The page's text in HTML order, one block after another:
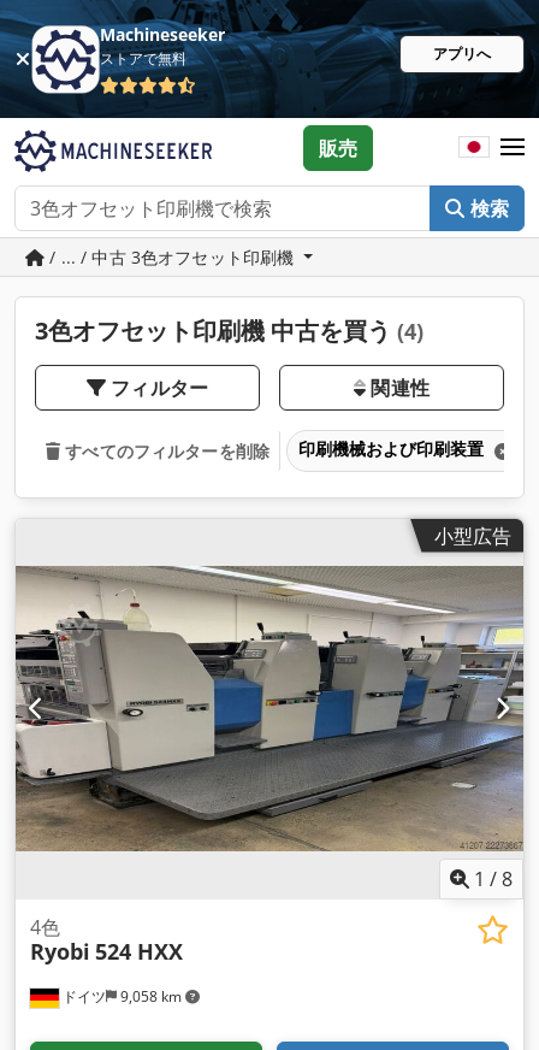
Machineseeker
ストアで無料 アプリへ
検索
販売
/ ... / 中古 3色オフセット印刷機
3色オフセット印刷機 中古を買う (4)
フィルター 関連性
すべてのフィルターを削除 印刷機械および印刷装置
小型広告
1 /8
ドイツ 9,058 km
4色
Ryobi 524 HXX